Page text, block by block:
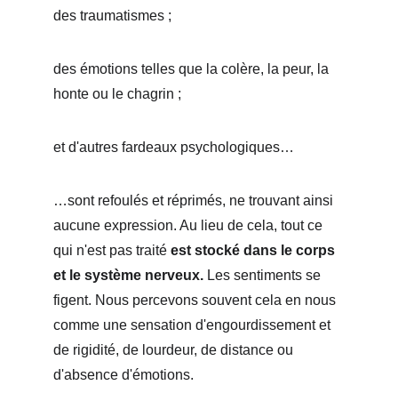
des traumatismes ;
des émotions telles que la colère, la peur, la
honte ou le chagrin ;
et d'autres fardeaux psychologiques…
…sont refoulés et réprimés, ne trouvant ainsi
aucune expression. Au lieu de cela, tout ce
qui n'est pas traité est stocké dans le corps
et le système nerveux. Les sentiments se
figent. Nous percevons souvent cela en nous
comme une sensation d'engourdissement et
de rigidité, de lourdeur, de distance ou
d'absence d'émotions.